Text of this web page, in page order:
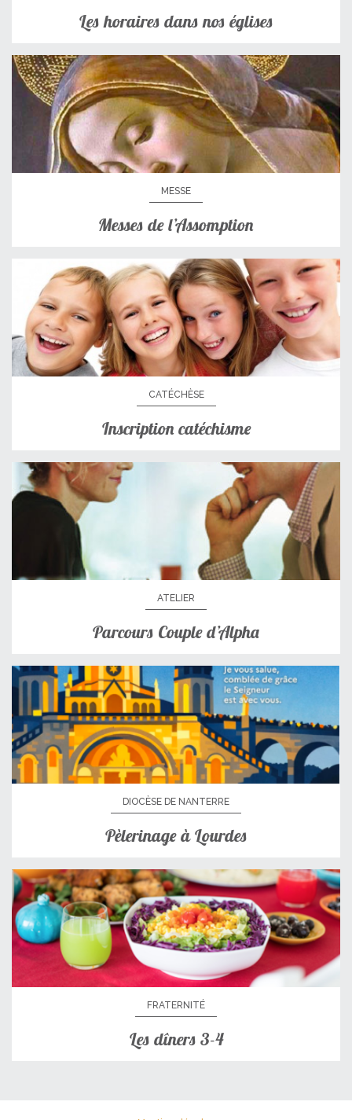
Les horaires dans nos églises
MESSE
Messes de l’Assomption
CATÉCHÈSE
Inscription catéchisme
ATELIER
Parcours Couple d’Alpha
DIOCÈSE DE NANTERRE
Pèlerinage à Lourdes
FRATERNITÉ
Les dîners 3-4